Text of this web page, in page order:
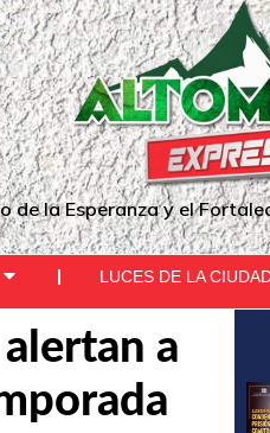
de la Esperanza y el
LUCES DE LA
a